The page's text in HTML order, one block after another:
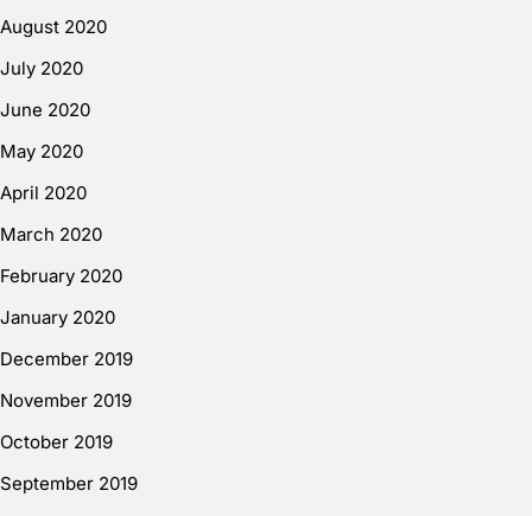
August 2020
July 2020
June 2020
May 2020
April 2020
March 2020
February 2020
January 2020
December 2019
November 2019
October 2019
September 2019